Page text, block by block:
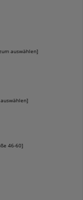
auswählen]
auswählen]
46-60]